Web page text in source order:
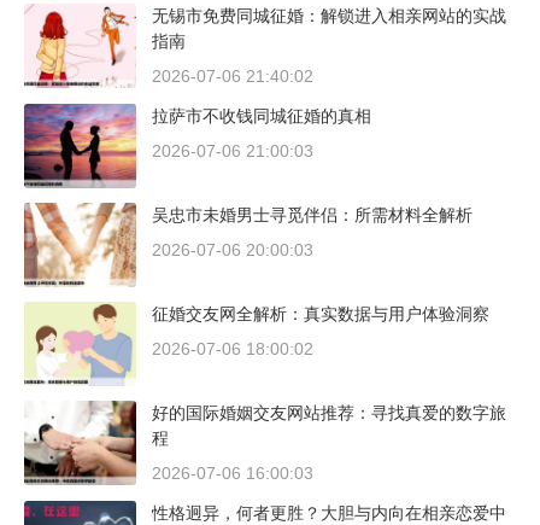
无锡市免费同城征婚：解锁进入相亲网站的实战
指南
2026-07-06 21:40:02
拉萨市不收钱同城征婚的真相
2026-07-06 21:00:03
吴忠市未婚男士寻觅伴侣：所需材料全解析
2026-07-06 20:00:03
征婚交友网全解析：真实数据与用户体验洞察
2026-07-06 18:00:02
好的国际婚姻交友网站推荐：寻找真爱的数字旅
程
2026-07-06 16:00:03
性格迥异，何者更胜？大胆与内向在相亲恋爱中